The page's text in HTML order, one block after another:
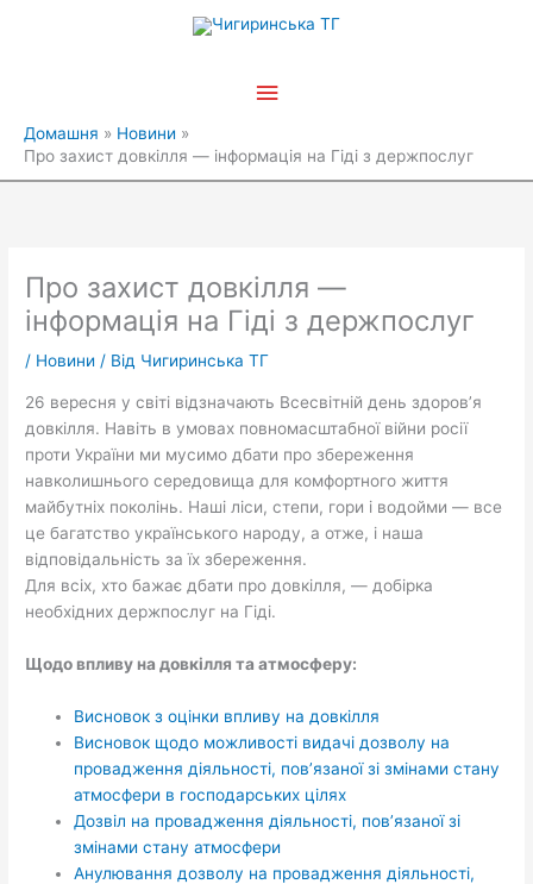
Головне
Домашня
Новини
Про захист довкілля — інформація на Гіді з держпослуг
Про захист довкілля —
інформація на Гіді з держпослуг
/ Новини / Від Чигиринська ТГ
26 вересня у світі відзначають Всесвітній день здоров’я
довкілля. Навіть в умовах повномасштабної війни росії
проти України ми мусимо дбати про збереження
навколишнього середовища для комфортного життя
майбутніх поколінь. Наші ліси, степи, гори і водойми — все
це багатство українського народу, а отже, і наша
відповідальність за їх збереження.
Для всіх, хто бажає дбати про довкілля, — добірка
необхідних держпослуг на Гіді.
Щодо впливу на довкілля та атмосферу:
Висновок з оцінки впливу на довкілля
Висновок щодо можливості видачі дозволу на
провадження діяльності, пов’язаної зі змінами стану
атмосфери в господарських цілях
Дозвіл на провадження діяльності, пов’язаної зі
змінами стану атмосфери
Анулювання дозволу на провадження діяльності,